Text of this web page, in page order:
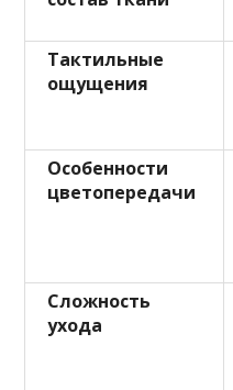
Тактильные
ощущения
Особенности
цветопередачи
Сложность
ухода